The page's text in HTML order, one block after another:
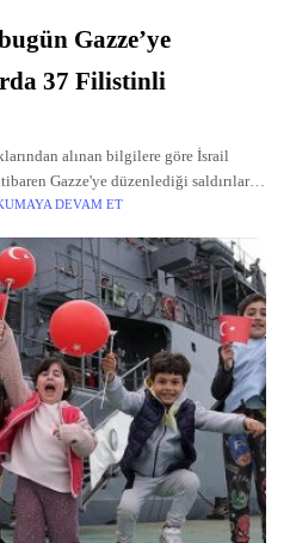
Gazze’ye
37 Filistinli
alınan bilgilere göre İsrail
Gazze'ye düzenlediği saldırılarda
çadırları, sivillerin toplandığı
DEVAM ET